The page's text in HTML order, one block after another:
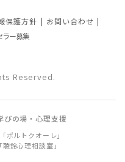
Reserved.
保護方針
お問い合わせ
ラー募集
びの場・心理支援
ポルトクオーレ」
鈴心理相談室」